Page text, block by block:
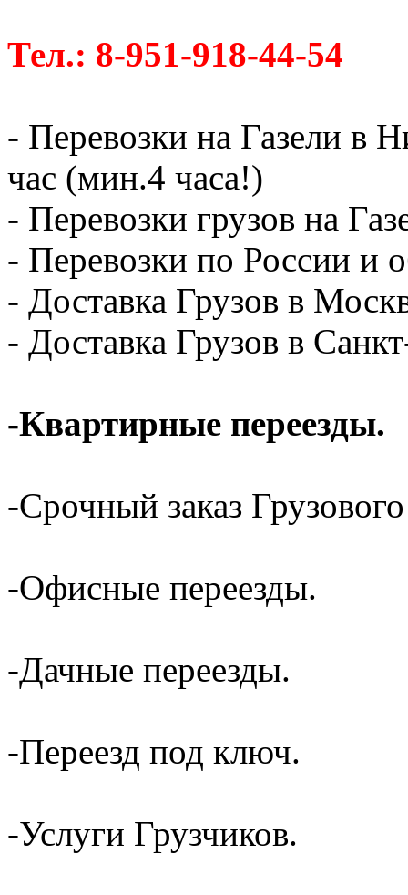
Тел.: 8-951-918-44-54
- Перевозки на Газели в
час (мин.4 часа!)
- Перевозки грузов на
- Перевозки по России и
- Доставка Грузов в
- Доставка Грузов в
-Квартирные переезды.
-Срочный заказ
-Офисные переезды.
-Дачные переезды.
-Переезд под ключ.
-Услуги Грузчиков.